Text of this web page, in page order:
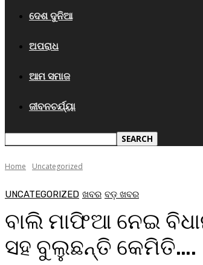
ଦେଶ ଦୁନିଆ
ଅପରାଧ
ଆମ ସମାଜ
ଜୀବନଚର୍ଯ୍ୟା
Home Uncategorized
UNCATEGORIZED ଖବର ବଡ଼ ଖବର
ବାଲି ମାଫିଆ ନେଇ
ସହ ବୁଲୁଛନ୍ତି କେମିତି….